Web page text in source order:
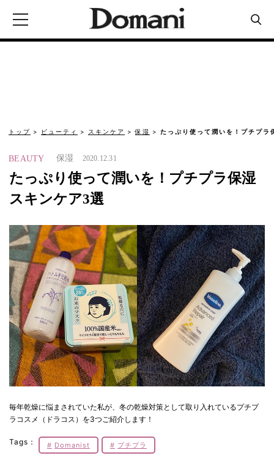
トップ ビューティ スキンケア 保湿 たっぷり使って潤いを！プチプラ
BEAUTY 保湿 2020.12.31
たっぷり使って潤いを！プチプラ保湿
スキンケア3選
毎年乾燥に悩まされていた私が、冬の乾燥対策として取り入れているプチプ
ラコスメ（ドラコス）を3つご紹介します！
Tags： Domanist プチプラ